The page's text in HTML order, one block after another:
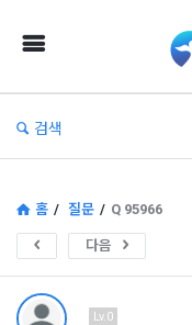
캐
보
검색
홈 / 질문 / Q 95966
다음
Lv.0